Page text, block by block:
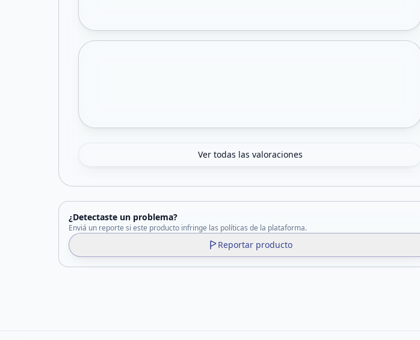
Ver todas las valoraciones
¿Detectaste un problema?
Enviá un reporte si este producto infringe las políticas de la plataforma.
Reportar producto